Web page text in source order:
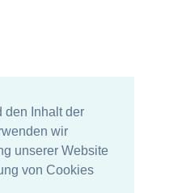
Inhalt der
wir
unserer Website
von Cookies